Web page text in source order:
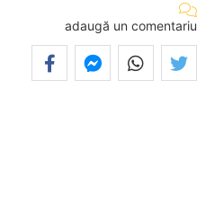
adaugă un comentariu